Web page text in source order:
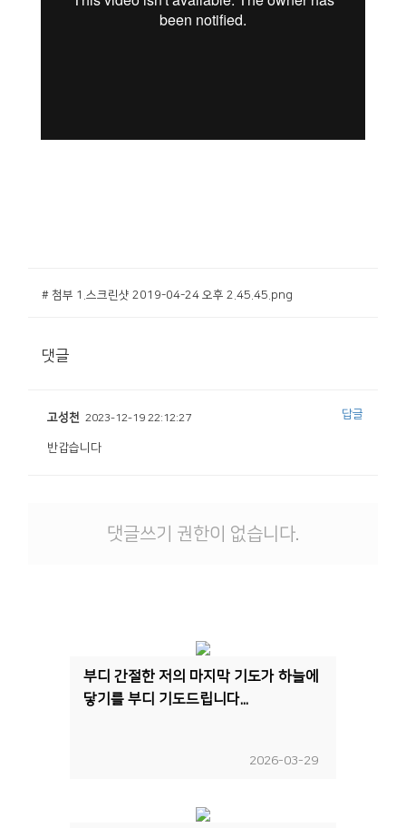
# 첨부 1.스크린샷 2019-04-24 오후 2.45.45.png
댓글
고성천 2023-12-19 22:12:27
반갑습니다
답글
댓글쓰기 권한이 없습니다.
부디 간절한 저의 마지막 기도가 하늘에
닿기를 부디 기도드립니다...
2026-03-29